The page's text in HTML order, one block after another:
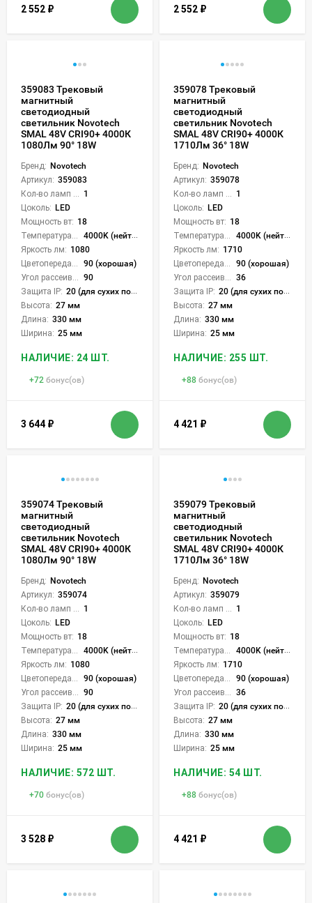
2 552 ₽ 2 552 ₽
359083 Трековый
магнитный
светодиодный
светильник Novotech
SMAL 48V CRI90+ 4000К
1080Лм 90° 18W
Бренд: Novotech
Артикул: 359083
1
Цоколь: LED
Мощность вт: 18
4000K (нейтральный)
Яркость лм: 1080
90 (хорошая)
90
Защита IP: 20 (для сухих пом.)
Высота: 27 мм
Длина: 330 мм
Ширина: 25 мм
НАЛИЧИЕ: 24 ШТ.
+72 бонус(ов)
3 644 ₽
359078 Трековый
магнитный
светодиодный
светильник Novotech
SMAL 48V CRI90+ 4000К
1710Лм 36° 18W
Бренд: Novotech
Артикул: 359078
1
Цоколь: LED
Мощность вт: 18
4000K (нейтральный)
Яркость лм: 1710
90 (хорошая)
36
Защита IP: 20 (для сухих пом.)
Высота: 27 мм
Длина: 330 мм
Ширина: 25 мм
НАЛИЧИЕ: 255 ШТ.
+88 бонус(ов)
4 421 ₽
359074 Трековый
магнитный
светодиодный
светильник Novotech
SMAL 48V CRI90+ 4000К
1080Лм 90° 18W
Бренд: Novotech
Артикул: 359074
1
Цоколь: LED
Мощность вт: 18
4000K (нейтральный)
Яркость лм: 1080
90 (хорошая)
90
Защита IP: 20 (для сухих пом.)
Высота: 27 мм
Длина: 330 мм
Ширина: 25 мм
НАЛИЧИЕ: 572 ШТ.
+70 бонус(ов)
3 528 ₽
359079 Трековый
магнитный
светодиодный
светильник Novotech
SMAL 48V CRI90+ 4000К
1710Лм 36° 18W
Бренд: Novotech
Артикул: 359079
1
Цоколь: LED
Мощность вт: 18
4000K (нейтральный)
Яркость лм: 1710
90 (хорошая)
36
Защита IP: 20 (для сухих пом.)
Высота: 27 мм
Длина: 330 мм
Ширина: 25 мм
НАЛИЧИЕ: 54 ШТ.
+88 бонус(ов)
4 421 ₽